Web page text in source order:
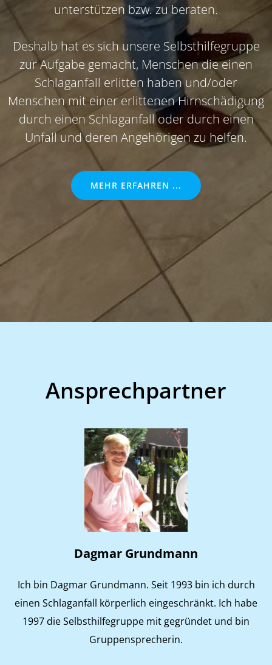
unterstützen bzw. zu beraten.
Deshalb hat es sich unsere Selbsthilfegruppe
zur Aufgabe gemacht, Menschen die einen
Schlaganfall erlitten haben und/oder
Menschen mit einer erlittenen Hirnschädigung
durch einen Schlaganfall oder durch einen
Unfall und deren Angehörigen zu helfen.
MEHR ERFAHREN ...
Ansprechpartner
Dagmar Grundmann
Ich bin Dagmar Grundmann. Seit 1993 bin ich durch
einen Schlaganfall körperlich eingeschränkt. Ich habe
1997 die Selbsthilfegruppe mit gegründet und bin
Gruppensprecherin.